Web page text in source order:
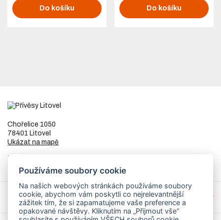
Do košíku Do košíku
Chořelice 1050
78401 Litovel
Ukázat na mapě
IČ
DIČCZ8253255307
Přívěsy a náhradní díly
Používáme soubory cookie
Na našich webových stránkách používáme soubory
cookie, abychom vám poskytli co nejrelevantnější
zážitek tím, že si zapamatujeme vaše preference a
opakované návštěvy. Kliknutím na „Přijmout vše“